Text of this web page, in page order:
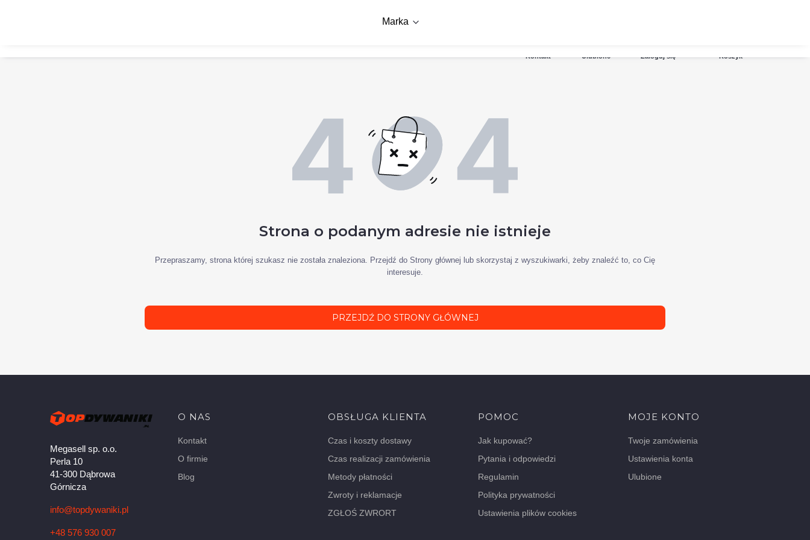
Kontakt Ulubione Zaloguj się Koszyk
Marka
Strona o podanym adresie nie istnieje
Przepraszamy, strona której szukasz nie została znaleziona. Przejdź do Strony głównej lub skorzystaj z wyszukiwarki, żeby znaleźć to, co Cię
interesuje.
PRZEJDŹ DO STRONY GŁÓWNEJ
Megasell sp. o.o.
Perla 10
41-300 Dąbrowa
Górnicza
info@topdywaniki.pl
+48 576 930 007
Linki w stopce
O NAS
Kontakt
O firmie
Blog
OBSŁUGA KLIENTA
Czas i koszty dostawy
Czas realizacji zamówienia
Metody płatności
Zwroty i reklamacje
ZGŁOŚ ZWRORT
POMOC
Jak kupować?
Pytania i odpowiedzi
Regulamin
Polityka prywatności
Ustawienia plików cookies
MOJE KONTO
Twoje zamówienia
Ustawienia konta
Ulubione